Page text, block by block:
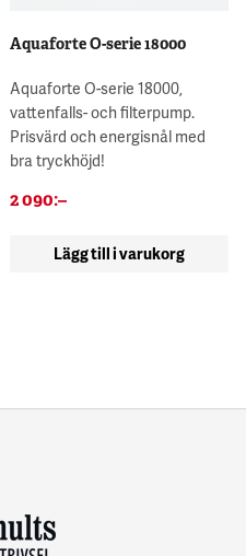
Aquaforte O-serie 18000
Aquaforte O-serie 18000,
vattenfalls- och filterpump.
Prisvärd och energisnål med
bra tryckhöjd!
2 090:–
Lägg till i varukorg